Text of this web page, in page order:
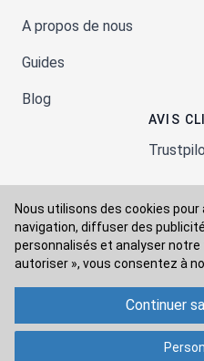
Nous utilisons des cookies
navigation, diffuser des
personnalisés et analyser
autoriser », vous consentez à
Continuer
A propos de nous
Guides
Blog
AVIS
Moyens
Modes